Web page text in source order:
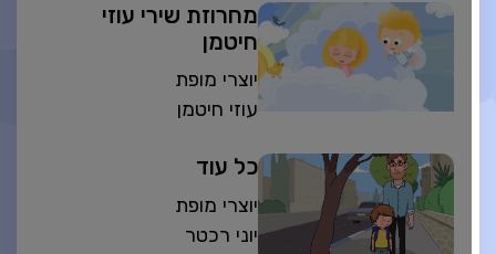
מחרוזת שירי עוזי
חיטמן
יוצרי מופת
עוזי חיטמן
כל עוד
יוצרי מופת
יוני רכטר